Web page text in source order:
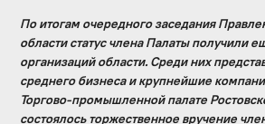
По итогам очередного заседания
области статус члена Палаты получили
организаций области. Среди них
среднего бизнеса и крупнейшие
Торгово-промышленной палате
состоялось торжественное вручение